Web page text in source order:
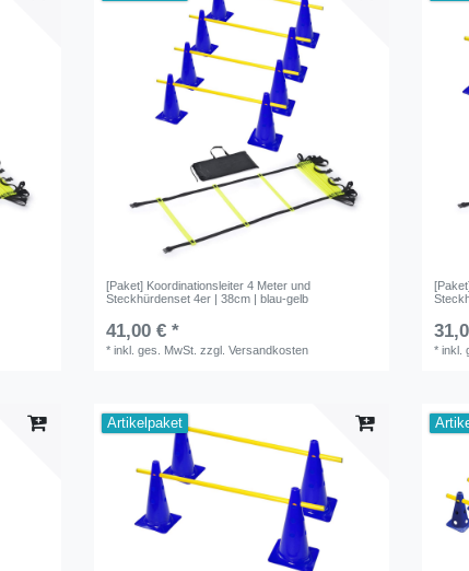
[Paket] Koordinationsleiter 4 Meter und
Steckhürdenset 4er | 38cm | blau-gelb
41,00 € *
*inkl. ges. MwSt. zzgl.Versandkosten *inkl.
Artikelpaket